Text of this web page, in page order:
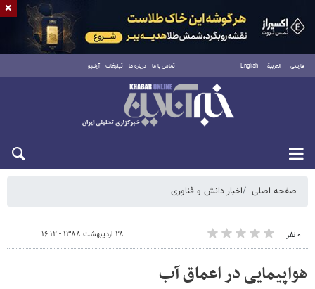
فارسی العربية English تماس با ما درباره ما تبلیغات آرشیو
شنبه ۱۷ مرداد ۱۴۰۵
صفحه اصلی اخبار دانش و فناوری
۰ نفر ۲۸ اردیبهشت ۱۳۸۸ - ۱۶:۱۲
هواپیمایی در اعماق آب
×